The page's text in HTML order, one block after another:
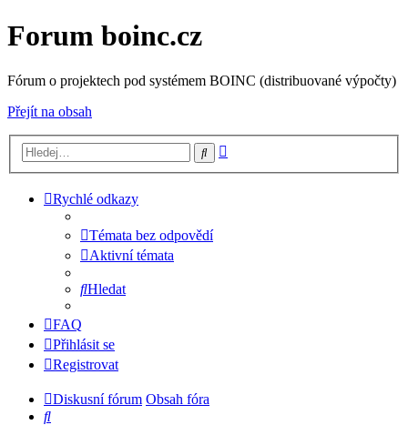
Forum boinc.cz
Fórum o projektech pod systémem BOINC (distribuované výpočty)
Přejít na obsah
Hledat
Rychlé odkazy
Témata bez odpovědí
Aktivní témata
Hledat
FAQ
Přihlásit se
Registrovat
Diskusní fórum Obsah fóra
Hledat